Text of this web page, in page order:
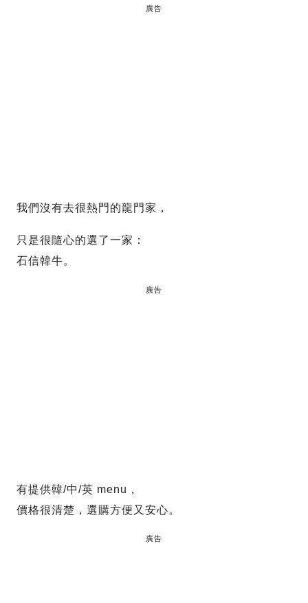
廣告
我們沒有去很熱門的龍門家，
只是很隨心的選了一家：
石信韓牛。
廣告
有提供韓/中/英 menu，
價格很清楚，選購方便又安心。
廣告